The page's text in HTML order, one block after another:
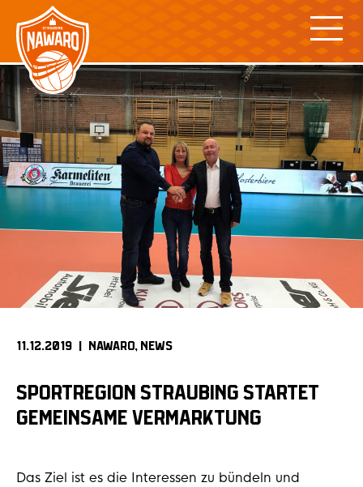
content
11.12.2019 | NAWARO NEWS
SPORTREGION STRAUBING STARTET
GEMEINSAME VERMARKTUNG
Das Ziel ist es die Interessen zu bündeln und